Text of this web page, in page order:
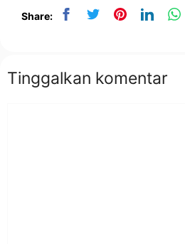
Share:
Tinggalkan komentar